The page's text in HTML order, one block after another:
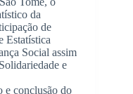
da
de
Estatística
Social assim
e
e conclusão do